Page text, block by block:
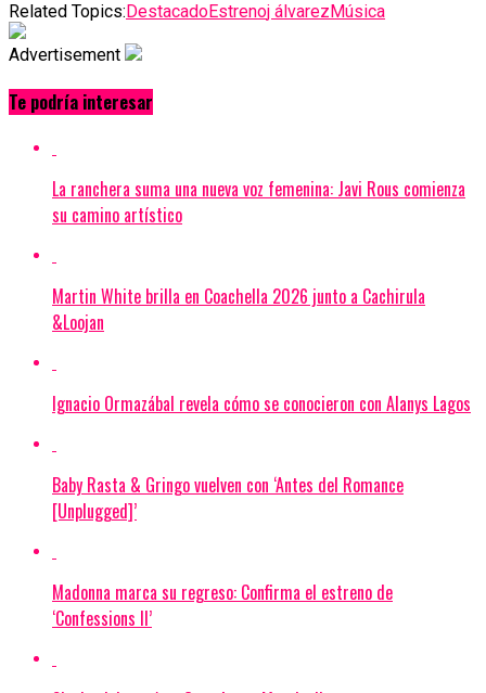
Related Topics: DestacadoEstrenoj álvarez Música
Advertisement
Te podría interesar
La ranchera suma una nueva voz femenina: Javi Rous comienza
su camino artístico
Martin White brilla en Coachella 2026 junto a Cachirula
&Loojan
Ignacio Ormazábal revela cómo se conocieron con Alanys Lagos
Baby Rasta & Gringo vuelven con ‘Antes del Romance
[Unplugged]’
Madonna marca su regreso: Confirma el estreno de
‘Confessions II’